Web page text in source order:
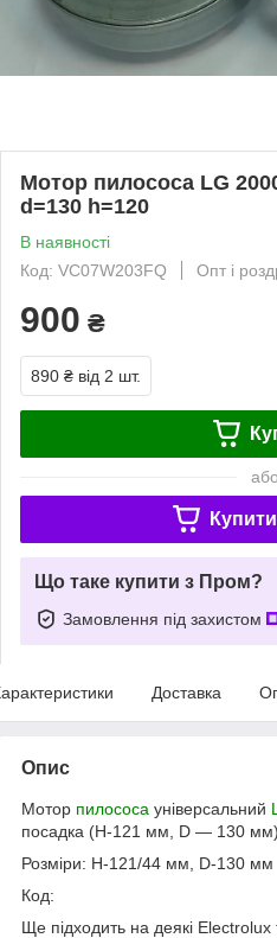
Мотор пилососа LG
d=130 h=120
В наявності
Код: VC07W203FQ
Опт і
900 ₴
890 ₴ від 2 шт.
або
Що таке купити з Пром?
Замовлення під захистом
Доставка
Опис
Мотор пилососа універсальний
посадка (H-121 мм, D — 130 мм)
Розміри: H-121/44 мм, D-130 мм
Код:
Ще підходить на деякі Electrolux